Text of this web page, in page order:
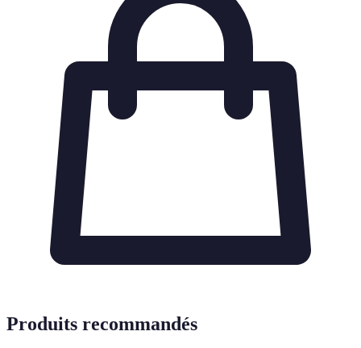
Produits recommandés